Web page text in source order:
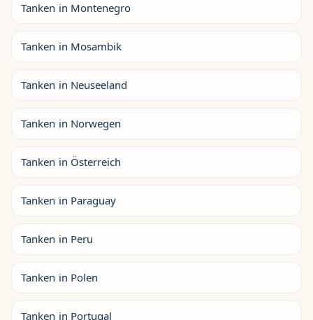
Tanken in Montenegro
Tanken in Mosambik
Tanken in Neuseeland
Tanken in Norwegen
Tanken in Österreich
Tanken in Paraguay
Tanken in Peru
Tanken in Polen
Tanken in Portugal